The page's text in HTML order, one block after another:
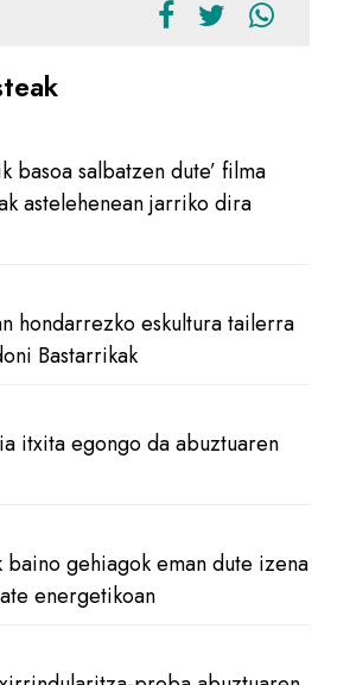
basoa salbatzen dute’ filma
astelehenean jarriko dira
hondarrezko eskultura tailerra
Bastarrikak
itxita egongo da abuztuaren
gehiagok eman dute izena
energetikoan